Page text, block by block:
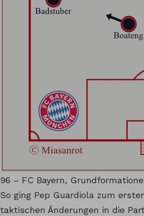
96 – FC Bayern,
So ging Pep Guardiola zum
taktischen Änderungen in die